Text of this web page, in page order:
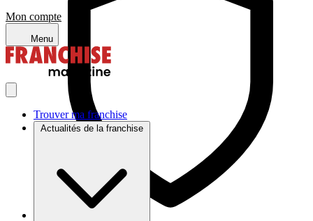
Mon compte
Menu
Trouver ma franchise
Actualités de la franchise